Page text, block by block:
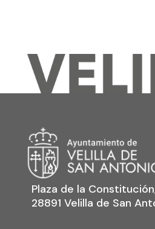
Plaza de la
28891 Velilla de San